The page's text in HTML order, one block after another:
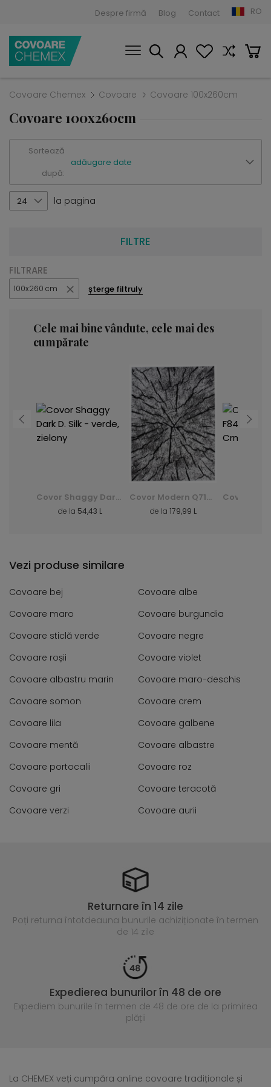
Despre firmă Blog Contact RO
Covoare Chemex Covoare Covoare 100x260cm
Covoare 100x260cm
Sortează
după:
adăugare date
24 la pagina
FILTRE
FILTRARE
100x260 cm șterge filtruly
Cele mai bine vândute, cele mai des
cumpărate
Covor Shaggy Dark D. Silk - verde, zielony
de la 54,43 L
Covor Modern Q710A Luxury Pp Esm - alb, biały
de la 179,99 L
Vezi produse similare
Covoare bej
Covoare albe
Covoare maro
Covoare burgundia
Covoare sticlă verde
Covoare negre
Covoare roșii
Covoare violet
Covoare albastru marin
Covoare maro-deschis
Covoare somon
Covoare crem
Covoare lila
Covoare galbene
Covoare mentă
Covoare albastre
Covoare portocalii
Covoare roz
Covoare gri
Covoare teracotă
Covoare verzi
Covoare aurii
Returnare în 14 zile
Poți returna întotdeauna bunurile achiziționate în termen
de 14 zile
Expedierea bunurilor în 48 de ore
Expediem bunurile în termen de 48 de ore de la primirea
plății
La CHEMEX veți cumpăra online covoare tradiționale și